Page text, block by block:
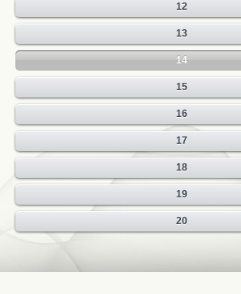
12
13
14
15
16
17
18
19
20